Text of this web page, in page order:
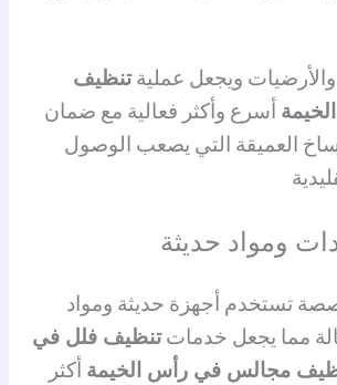
والأرضيات ويجعل عمليةتنظيف
أسرع وأكثر فعالية مع ضمان
العميقة التي يصعب الوصول
ومواد حديثة
تستخدم أجهزة حديثة ومواد
مما يجعل خدماتتنظيف فلل في
مجالس في رأس الخيمة أكثر